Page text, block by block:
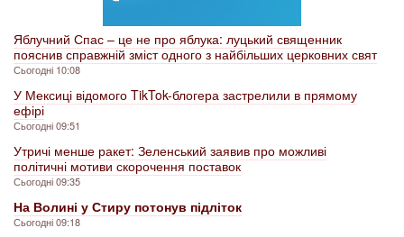
Яблучний Спас – це не про яблука: луцький священник
пояснив справжній зміст одного з найбільших церковних свят
Сьогодні 10:08
У Мексиці відомого TikTok-блогера застрелили в прямому
ефірі
Сьогодні 09:51
Утричі менше ракет: Зеленський заявив про можливі
політичні мотиви скорочення поставок
Сьогодні 09:35
На Волині у Стиру потонув підліток
Сьогодні 09:18